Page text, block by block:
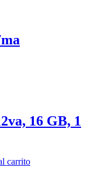
16 GB, 1
carrito